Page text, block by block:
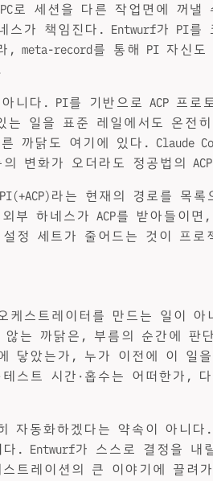
로 세션을 다른 작업면에 꺼낼
스가 책임진다. Entwurf가 PI를
, meta-record를 통해 PI 자신
니다. PI를 기반으로 ACP 프로
는 일을 표준 레일에서도 온전
까닭도 여기에 있다. Claude
변화가 오더라도 정공법의
라는 현재의 경로를 목
부 하네스가 ACP를 받아들이면
정 세트가 줄어드는 것이 프로
케스트레이터를 만드는 일이 아
않는 까닭은, 부름의 순간에 판
닿았는가, 누가 이전에 이 일
스트 시간·홉수는 어떠한가,
자동화하겠다는 약속이 아니다
다. Entwurf가 스스로 결정을 내
트레이션의 큰 이야기에 끌려